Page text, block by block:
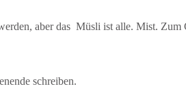
aber das Müsli ist alle. Mist. Zum
schreiben.